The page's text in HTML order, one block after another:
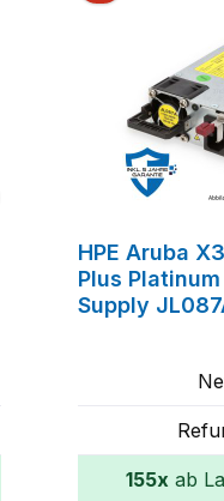
HPE Aruba
Plus
Supply
155x ab